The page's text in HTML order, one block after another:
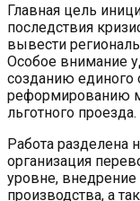
Главная цель
последствия
вывести
Особое внимание
созданию единого
реформированию
льготного проезда.
Работа разделена
организация
уровне,
производства, а